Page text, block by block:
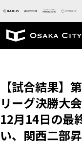
【試合結果】
リーグ決勝大
12月14日の最
い、関西二部